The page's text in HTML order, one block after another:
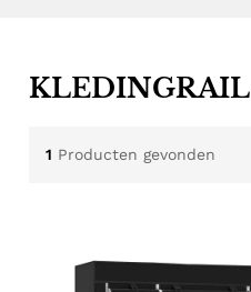
KLEDINGRAIL
1 Producten gevonden